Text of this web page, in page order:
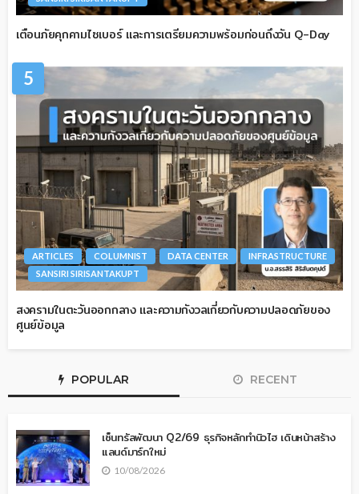
เตือนภัยคุกคามไซเบอร์ และการเตรียมความพร้อมก่อนถึงวัน Q-Day
5
ARTICLES COLUMNIST DATA CENTER
INFRASTRUCTURE
SANSIRI SIRISANTAKUPT
สงครามในตะวันออกกลาง และความกังวลเกี่ยวกับความปลอดภัยของ
ศูนย์ข้อมูล
POPULAR RECENT
เซ็นทรัลพัฒนา Q2/69 ธุรกิจหลักทำนิวไฮ เดินหน้าสร้าง
แลนด์มาร์กใหม่
10/08/2026